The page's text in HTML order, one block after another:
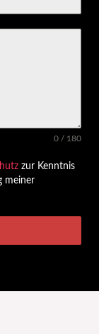
0 / 180
zur Kenntnis
meiner